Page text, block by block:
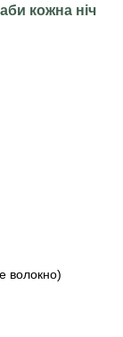
кожна ніч
волокно)